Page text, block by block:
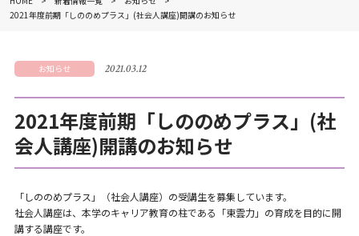
2021年度前期「しののめプラス」(社会人講座)開講のお知らせ
お知らせ 2021.03.12
2021年度前期「しののめプラス」(社
会人講座)開講のお知らせ
「しののめプラス」（社会人講座）の受講生を募集しています。
社会人講座は、本学のキャリア教育の柱である「東雲力」の育成を目的に開
講する講座です。